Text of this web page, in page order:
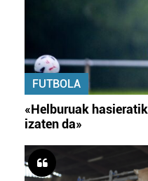
FUTBOLA
«Helburuak
izaten da»